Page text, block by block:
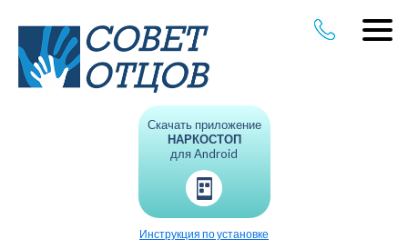
Скачать приложение
НАРКОСТОП
для Android
Инструкция по установке